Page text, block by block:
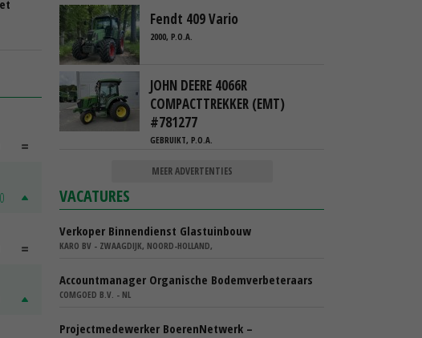
Fendt 409 Vario
2000, P.O.A.
JOHN DEERE 4066R
COMPACTTREKKER (EMT)
#781277
GEBRUIKT, P.O.A.
MEER ADVERTENTIES
VACATURES
Verkoper Binnendienst Glastuinbouw
KARO BV - ZWAAGDIJK, NOORD-HOLLAND,
Accountmanager Organische Bodemverbeteraars
COMGOED B.V. - NL
Projectmedewerker BoerenNetwerk –